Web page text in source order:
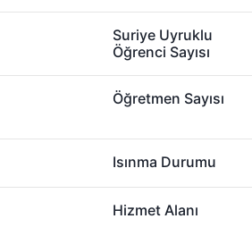
Suriye Uyruklu
Öğrenci Sayısı
Öğretmen Sayısı
Isınma Durumu
Hizmet Alanı